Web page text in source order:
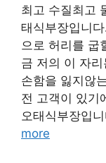
최고 수질최고
태식부장입니
으로 허리를 굽
금 저의 이 자
손함을 잃지않
전 고객이 있기
오태식부장입
more